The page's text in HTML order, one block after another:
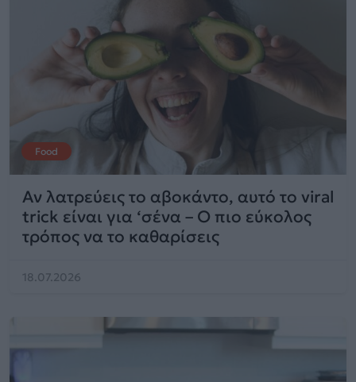
Food
Αν λατρεύεις το αβοκάντο, αυτό το viral
trick είναι για ‘σένα – Ο πιο εύκολος
τρόπος να το καθαρίσεις
18.07.2026